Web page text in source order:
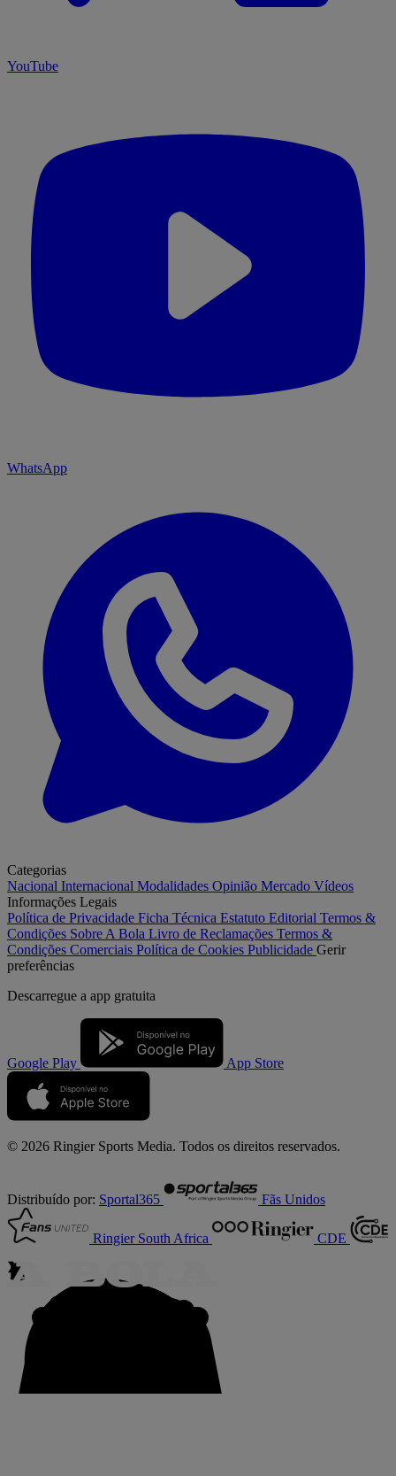
YouTube
WhatsApp
Categorias
Nacional Internacional Modalidades Opinião Mercado Vídeos
Informações Legais
Política de Privacidade Ficha Técnica Estatuto Editorial Termos &
Condições Sobre A Bola Livro de Reclamações Termos &
Condições Comerciais Política de Cookies Publicidade Gerir
preferências
Descarregue a app gratuita
Google Play App Store
© 2026 Ringier Sports Media. Todos os direitos reservados.
Distribuído por: Sportal365 Fãs Unidos
Ringier South Africa CDE